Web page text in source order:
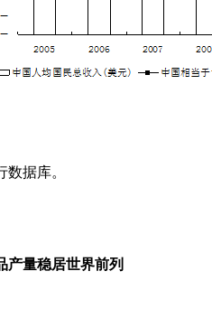
据库。
量稳居世界前列